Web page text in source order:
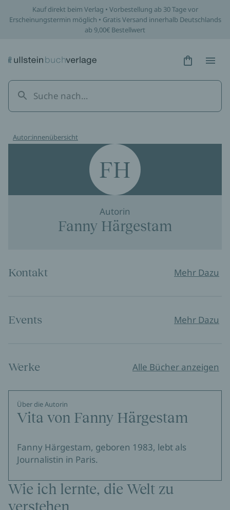
Kauf direkt beim Verlag • Vorbestellung ab 30 Tage vor
Erscheinungstermin möglich • Gratis Versand innerhalb Deutschlands
ab 9,00€ Bestellwert
Hidden
Autor:innenübersicht
FH
Autorin
Fanny Härgestam
Kontakt Mehr Dazu
Events Mehr Dazu
Werke Alle Bücher anzeigen
Über die Autorin
Vita von Fanny Härgestam
Fanny Härgestam, geboren 1983, lebt als
Journalistin in Paris.
Wie ich lernte, die Welt zu
verstehen